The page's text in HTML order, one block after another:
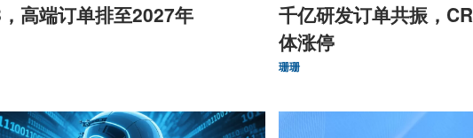
高端订单排至2027年
千亿研发订单共振，
体涨停
珊珊